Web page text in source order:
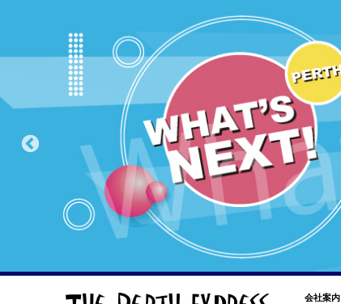
会社案内